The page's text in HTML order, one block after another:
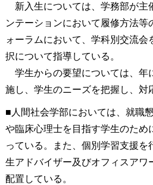
新入生については、学務部が主
ンテーションにおいて履修方法等
ォーラムにおいて、学科別交流会
択について指導している。
学生からの要望については、年
施し、学生のニーズを把握し、対
■人間社会学部においては、就職
や臨床心理士を目指す学生のため
っている。また、個別学習支援を
生アドバイザー及びオフィスアワ
配置している。